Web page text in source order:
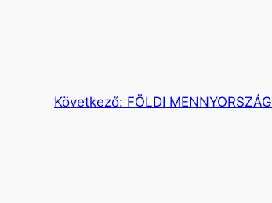
Következő: FÖLDI MENNYORSZÁG